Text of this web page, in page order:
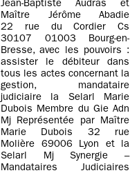
Jean-Baptiste Audras et
Maître Jérôme Abadie
22 rue du Cordier Cs
30107 01003 Bourg-en-
Bresse, avec les pouvoirs :
assister le débiteur dans
tous les actes concernant la
gestion, mandataire
judiciaire la Selarl Marie
Dubois Membre du Gie Adn
Mj Représentée par Maître
Marie Dubois 32 rue
Molière 69006 Lyon et la
Selarl Mj Synergie –
Mandataires Judiciaires